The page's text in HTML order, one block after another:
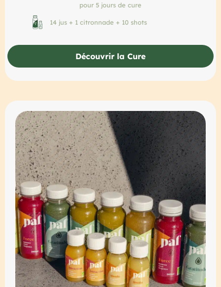
pour 5 jours de cure
14 jus + 1 citronnade + 10 shots
Découvrir la Cure